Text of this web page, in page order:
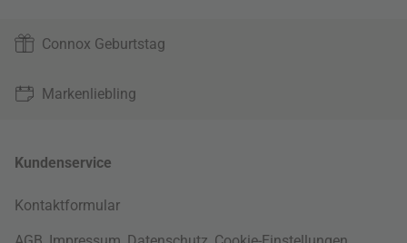
Connox Geburtstag
Markenliebling
Kundenservice
Kontaktformular